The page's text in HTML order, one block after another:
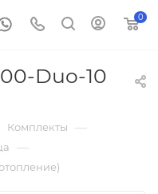
0
Duo-10
Комплекты —
—